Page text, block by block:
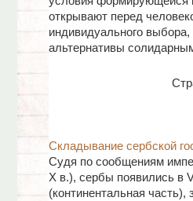
открывают перед
индивидуального
альтернативы
Складывание сербской
Судя по сообщениям
X в.), сербы появились в
(континентальная